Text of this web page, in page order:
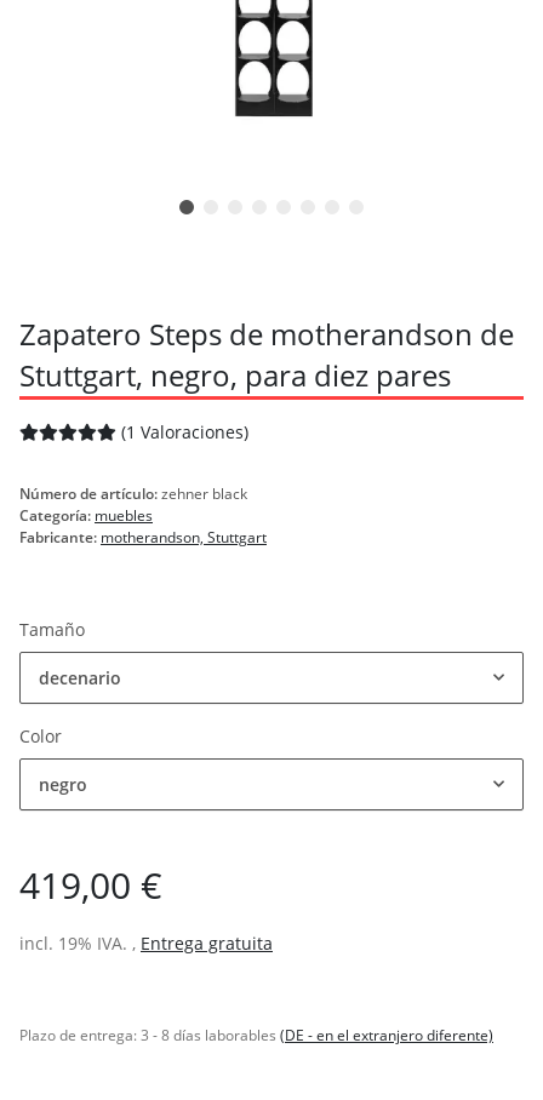
Zapatero Steps de motherandson de
Stuttgart, negro, para diez pares
(1 Valoraciones)
Número de artículo:zehner black
Categoría: muebles
Fabricante: motherandson, Stuttgart
Tamaño
decenario
Color
negro
419,00 €
incl. 19% IVA. , Entrega gratuita
Plazo de entrega:3 - 8 días laborables (DE - en el extranjero diferente)